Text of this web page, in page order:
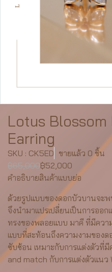
Lotus Blossom
Earring
SKU : CK5ED ขายแล้ว 0 ชิ้น
฿65,000฿52,000
คำอธิบายสินค้าแบบย่อ
ด้วยรูปแบบของดอกบัวบานจะ
จึงนำมาแปรเปลี่ยนเป็นการออก
ทรงของพลอยแบบ มาคี ที่มีควา
แบบที่สะท้อนถึงความงามของด
ซับซ้อน เหมาะกับการแต่งตัวที่
and match กับการแต่งตัวแนว